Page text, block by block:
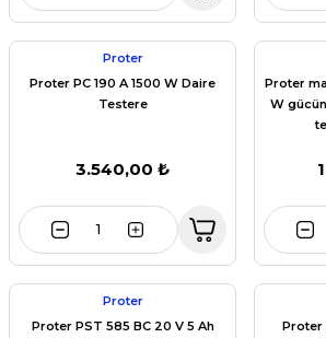
Proter
Proter PC 190 A 1500 W Daire
Testere
3.540,00 ₺
Proter
W
Proter
Proter PST 585 BC 20 V 5 Ah
Proter